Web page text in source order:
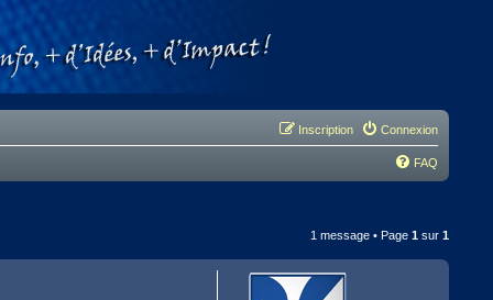
Connexion
Inscription
FAQ
1 message • Page 1sur 1